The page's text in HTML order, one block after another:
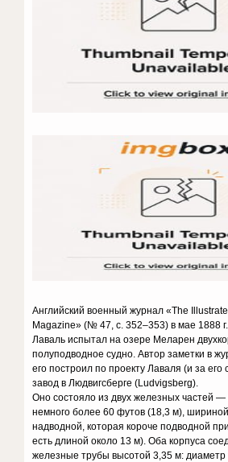
Английский военный журнал «The
Magazine» (№ 47, с. 352–353) в мае 1888
Лаваль испытал на озере Меларен
полуподводное судно. Автор заметки в
его построил по проекту Лаваля (и за его
завод в Людвигсберге (Ludvigsberg).
Оно состояло из двух железных частей
немного более 60 футов (18,3 м),
надводной, которая короче подводной
есть длиной около 13 м). Оба корпуса
железные трубы высотой 3,35 м: диаметр